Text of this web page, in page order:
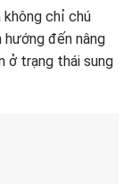
không chỉ chú
đến nâng
ở trạng thái sung